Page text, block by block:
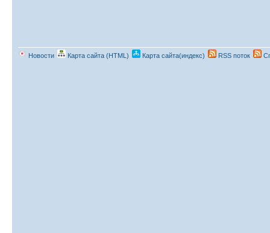
Новости Карта сайта (HTML) Карта сайта(индекс) RSS поток